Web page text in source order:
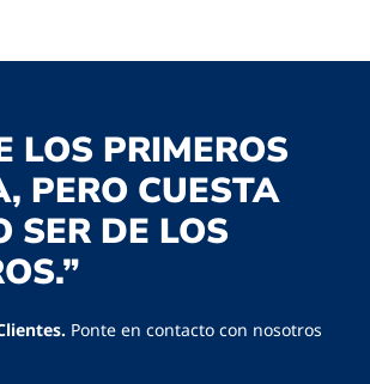
LOS PRIMEROS
PERO CUESTA
SER DE LOS
Ponte en contacto con nosotros